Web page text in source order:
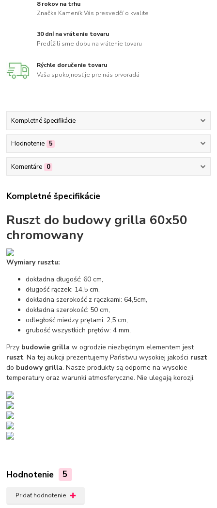
8 rokov na trhu
Značka Kameník Vás presvedčí o kvalite
30 dní na vrátenie tovaru
Predĺžili sme dobu na vrátenie tovaru
Rýchle doručenie tovaru
Vaša spokojnosť je pre nás prvoradá
Kompletné špecifikácie
Hodnotenie 5
Komentáre 0
Kompletné špecifikácie
Ruszt do budowy grilla 60x50
chromowany
Wymiary rusztu:
dokładna długość: 60 cm,
długość rączek: 14,5 cm,
dokładna szerokość z rączkami: 64,5cm,
dokładna szerokość: 50 cm,
odległość miedzy prętami: 2,5 cm,
grubość wszystkich prętów: 4 mm,
Przy budowie grilla w ogrodzie niezbędnym elementem jest
ruszt. Na tej aukcji prezentujemy Państwu wysokiej jakości ruszt
do budowy grilla. Nasze produkty są odporne na wysokie
temperatury oraz warunki atmosferyczne. Nie ulegają korozji.
Hodnotenie 5
Pridať hodnotenie